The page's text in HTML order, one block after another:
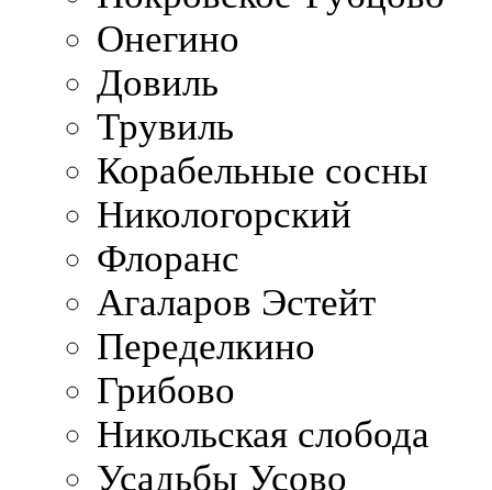
Онегино
Довиль
Трувиль
Корабельные сосны
Никологорский
Флоранс
Агаларов Эстейт
Переделкино
Грибово
Никольская слобода
Усадьбы Усово